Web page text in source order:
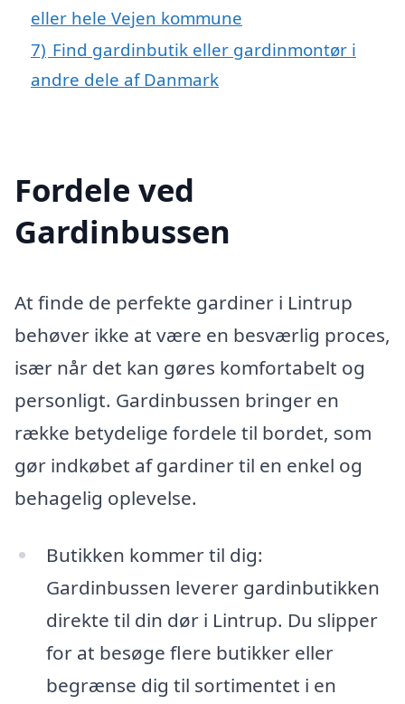
eller hele Vejen kommune
7) Find gardinbutik eller gardinmontør i
andre dele af Danmark
Fordele ved
Gardinbussen
At finde de perfekte gardiner i Lintrup
behøver ikke at være en besværlig proces,
især når det kan gøres komfortabelt og
personligt. Gardinbussen bringer en
række betydelige fordele til bordet, som
gør indkøbet af gardiner til en enkel og
behagelig oplevelse.
Butikken kommer til dig:
Gardinbussen leverer gardinbutikken
direkte til din dør i Lintrup. Du slipper
for at besøge flere butikker eller
begrænse dig til sortimentet i en